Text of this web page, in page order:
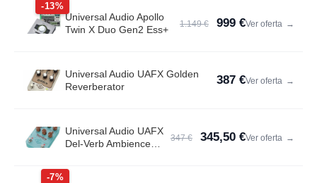
-13%
Universal Audio Apollo
Twin X Duo Gen2 Ess+
1.149 € 999 €Ver oferta →
Universal Audio UAFX Golden
Reverberator
387 €Ver oferta →
Universal Audio UAFX
Del-Verb Ambience
347 € 345,50 €Ver oferta →
-7%